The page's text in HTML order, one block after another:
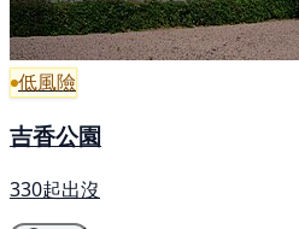
低風險
吉香公園
330起出沒